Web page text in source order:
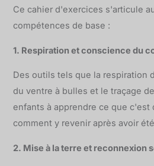
Ce cahier d'exercices s'articule
compétences de base :
1. Respiration et conscience du
Des outils tels que la respiration
du ventre à bulles et le traçage
enfants à apprendre ce que
comment y revenir après avoir
2. Mise à la terre et reconnexion